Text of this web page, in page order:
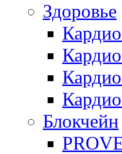
Здоровье
Блокчейн